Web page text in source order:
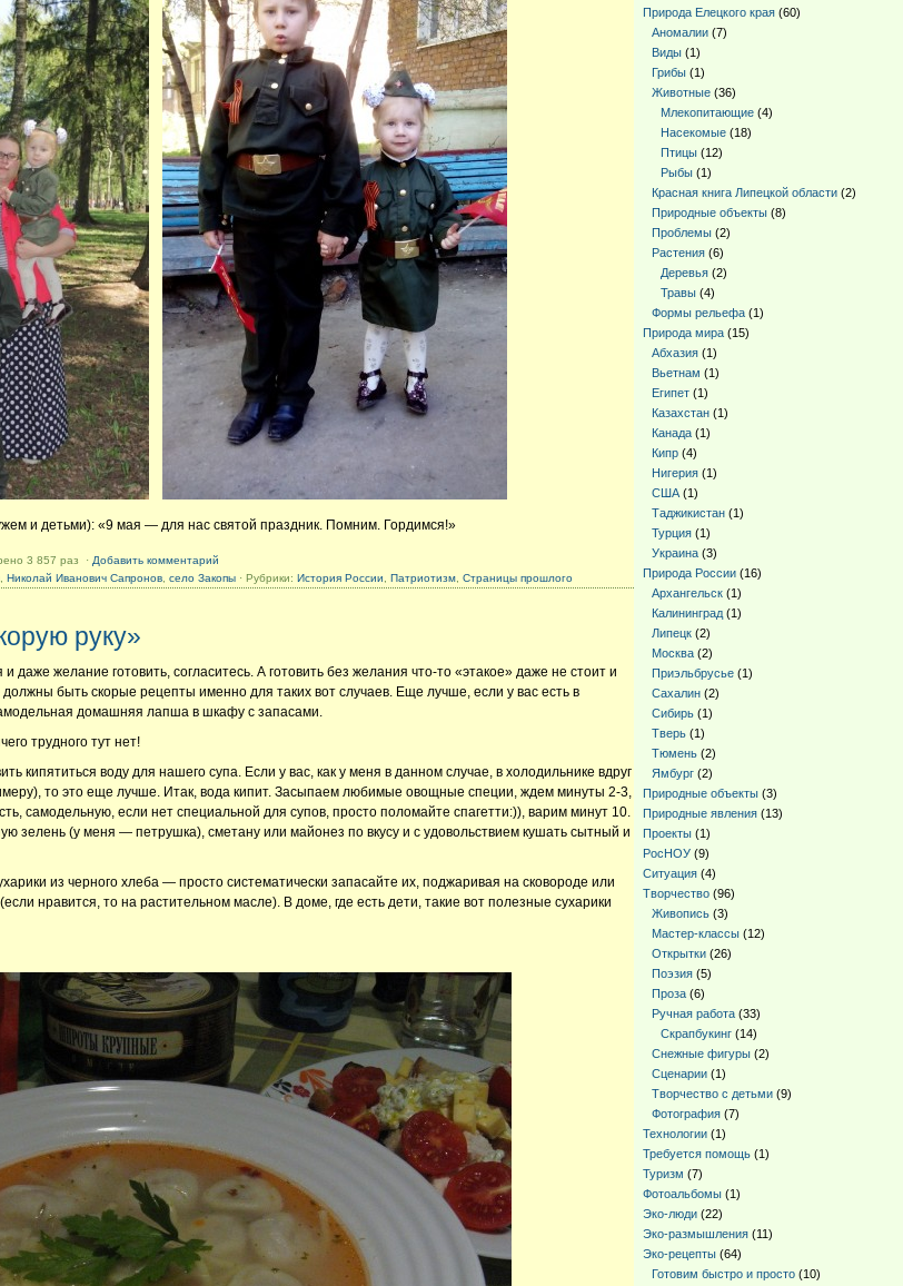
и детьми): «9 мая — для нас святой праздник. Помним. Гордимся!»
3 857 раз · Добавить комментарий
, Николай Иванович Сапронов, село Закопы· Рубрики: История России Патриотизм, Страницы прошлого
руку»
даже желание готовить, согласитесь. А готовить без желания что-то «этакое» даже не стоит и
быть скорые рецепты именно для таких вот случаев. Еще лучше, если у вас есть в
домашняя лапша в шкафу с запасами.
трудного тут нет!
кипятиться воду для нашего супа. Если у вас, как у меня в данном случае, в холодильнике вдруг
то это еще лучше. Итак, вода кипит. Засыпаем любимые овощные специи, ждем минуты 2-3,
самодельную, если нет специальной для супов, просто поломайте спагетти:)), варим минут 10.
зелень (у меня — петрушка), сметану или майонез по вкусу и с удовольствием кушать сытный и
из черного хлеба — просто систематически запасайте их, поджаривая на сковороде или
нравится, то на растительном масле). В доме, где есть дети, такие вот полезные сухарики
Природа Елецкого края(60)
Аномалии(7)
Виды(1)
Грибы(1)
Животные(36)
Млекопитающие(4)
Насекомые(18)
Птицы(12)
Рыбы(1)
Красная книга Липецкой области(2)
Природные объекты(8)
Проблемы(2)
Растения(6)
Деревья(2)
Травы(4)
Формы рельефа(1)
Природа мира(15)
Абхазия(1)
Вьетнам (1)
Египет(1)
Казахстан(1)
Канада(1)
Кипр(4)
Нигерия(1)
США(1)
Таджикистан(1)
Турция(1)
Украина(3)
Природа России(16)
Архангельск(1)
Калининград(1)
Липецк(2)
Москва(2)
Приэльбрусье(1)
Сахалин(2)
Сибирь(1)
Тверь(1)
Тюмень(2)
Ямбург(2)
Природные объекты(3)
Природные явления(13)
Проекты(1)
РосНОУ(9)
Ситуация(4)
Творчество(96)
Живопись(3)
Мастер-классы(12)
Открытки(26)
Поэзия(5)
Проза(6)
Ручная работа(33)
Скрапбукинг(14)
Снежные фигуры(2)
Сценарии(1)
Творчество с детьми(9)
Фотография(7)
Технологии(1)
Требуется помощь(1)
Туризм (7)
Фотоальбомы(1)
Эко-люди(22)
Эко-размышления(11)
Эко-рецепты(64)
Готовим быстро и просто(10)